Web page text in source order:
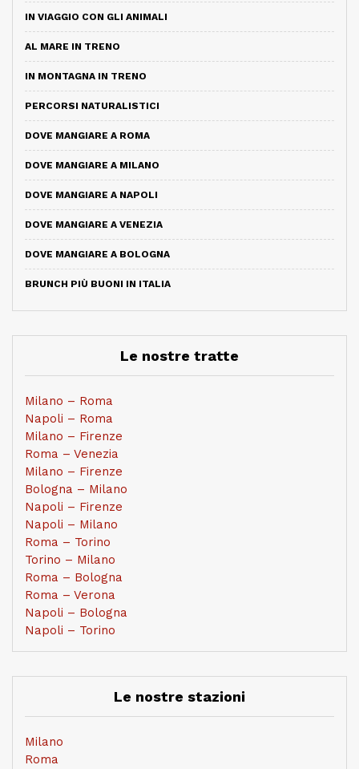
IN VIAGGIO CON GLI ANIMALI
AL MARE IN TRENO
IN MONTAGNA IN TRENO
PERCORSI NATURALISTICI
DOVE MANGIARE A ROMA
DOVE MANGIARE A MILANO
DOVE MANGIARE A NAPOLI
DOVE MANGIARE A VENEZIA
DOVE MANGIARE A BOLOGNA
BRUNCH PIÙ BUONI IN ITALIA
Le nostre tratte
Milano – Roma
Napoli – Roma
Milano – Firenze
Roma – Venezia
Milano – Firenze
Bologna – Milano
Napoli – Firenze
Napoli – Milano
Roma – Torino
Torino – Milano
Roma – Bologna
Roma – Verona
Napoli – Bologna
Napoli – Torino
Le nostre stazioni
Milano
Roma